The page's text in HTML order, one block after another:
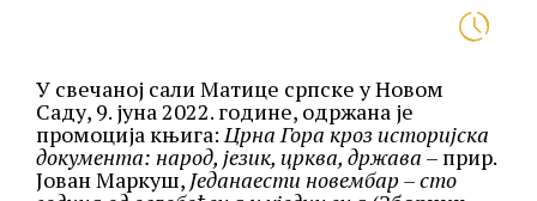
У свечаној сали Матице српске у Новом
Саду, 9. јуна 2022. године, одржана је
промоција књига:Црна Гора кроз историјска
документа: народ, језик, црква, држава – прир.
Јован Маркуш, Једанаести новембар – сто